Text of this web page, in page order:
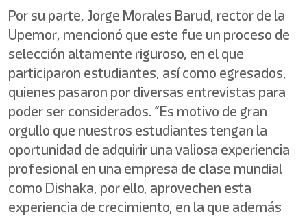
Por su parte, Jorge Morales Barud, rector de la
Upemor, mencionó que este fue un proceso de
selección altamente riguroso, en el que
participaron estudiantes, así como egresados,
quienes pasaron por diversas entrevistas para
poder ser considerados. “Es motivo de gran
orgullo que nuestros estudiantes tengan la
oportunidad de adquirir una valiosa experiencia
profesional en una empresa de clase mundial
como Dishaka, por ello, aprovechen esta
experiencia de crecimiento, en la que además